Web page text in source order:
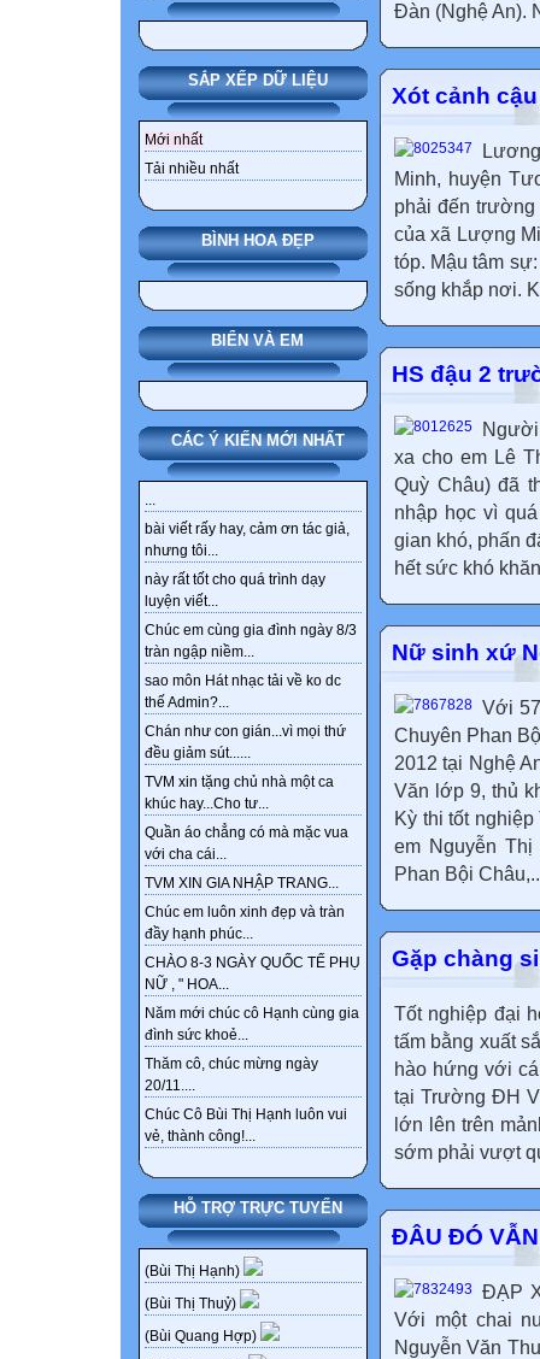
SẮP XẾP DỮ LIỆU
Mới nhất
Tải nhiều nhất
BÌNH HOA ĐẸP
BIỂN VÀ EM
CÁC Ý KIẾN MỚI NHẤT
...
bài viết rấy hay, cảm ơn tác giả,
nhưng tôi...
này rất tốt cho quá trình dạy
luyện viết...
Chúc em cùng gia đình ngày 8/3
tràn ngập niềm...
sao môn Hát nhạc tải về ko dc
thế Admin?...
Chán như con gián...vì mọi thứ
đều giảm sút......
TVM xin tặng chủ nhà một ca
khúc hay...Cho tư...
Quần áo chẳng có mà mặc vua
với cha cái...
TVM XIN GIA NHẬP TRANG...
Chúc em luôn xinh đẹp và tràn
đầy hạnh phúc...
CHÀO 8-3 NGÀY QUỐC TẾ PHỤ
NỮ , " HOA...
Năm mới chúc cô Hạnh cùng gia
đình sức khoẻ...
Thăm cô, chúc mừng ngày
20/11....
Chúc Cô Bùi Thị Hạnh luôn vui
vẻ, thành công!...
HỖ TRỢ TRỰC TUYẾN
(Bùi Thị Hạnh)
(Bùi Thị Thuỷ)
(Bùi Quang Hợp)
Đàn (Nghệ An).
Xót cảnh
Minh, huyện
phải đến
của xã Lượng
tóp. Mậu tâm
sống khắp nơi.
HS đậu 2
xa cho em Lê
Quỳ Châu) đã
nhập học vì
gian khó, phấn
hết sức khó
Nữ sinh xứ
Với
Chuyên Phan
2012 tại Nghệ
Văn lớp 9, thủ
Kỳ thi tốt
em Nguyễn
Phan Bội
Gặp chàng
Tốt nghiệp đại
tấm bằng xuất
hào hứng với
tại Trường ĐH
lớn lên trên
sớm phải vượt
ĐÂU ĐÓ
ĐẠP
Với một chai
Nguyễn Văn